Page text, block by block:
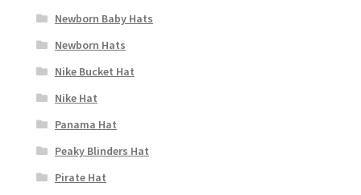
Newborn Baby Hats
Newborn Hats
Nike Bucket Hat
Nike Hat
Panama Hat
Peaky Blinders Hat
Pirate Hat